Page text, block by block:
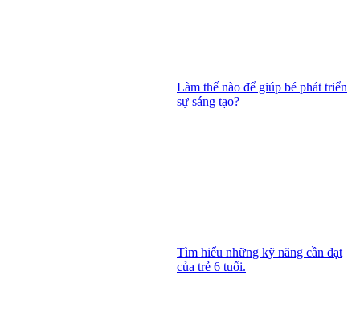
Làm thế nào để giúp bé phát triển
sự sáng tạo?
Tìm hiểu những kỹ năng cần đạt
của trẻ 6 tuổi.